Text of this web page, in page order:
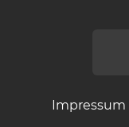
Impressum